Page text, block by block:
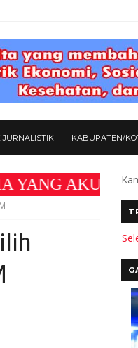
JURNALISTIK KABUPATEN/
DAN